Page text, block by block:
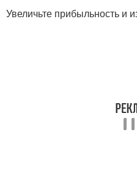
Увеличьте прибыльность и